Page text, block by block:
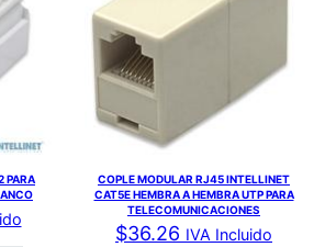
PARA
COPLE MODULAR RJ45 INTELLINET
CAT5E HEMBRA A HEMBRA UTP PARA
TELECOMUNICACIONES
$36.26 IVA Incluido